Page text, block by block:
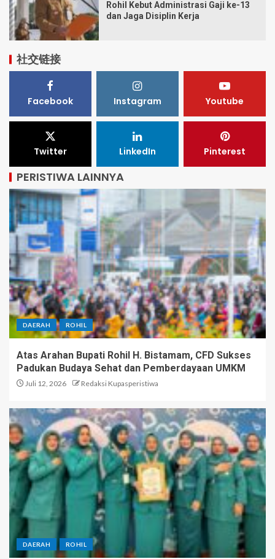
Rohil Kebut Administrasi Gaji ke-13
dan Jaga Disiplin Kerja
社交链接
Facebook Instagram Youtube
Twitter LinkedIn Pinterest
PERISTIWA LAINNYA
DAERAH ROHIL
Atas Arahan Bupati Rohil H. Bistamam, CFD Sukses
Padukan Budaya Sehat dan Pemberdayaan UMKM
Juli 12, 2026 Redaksi Kupasperistiwa
DAERAH ROHIL